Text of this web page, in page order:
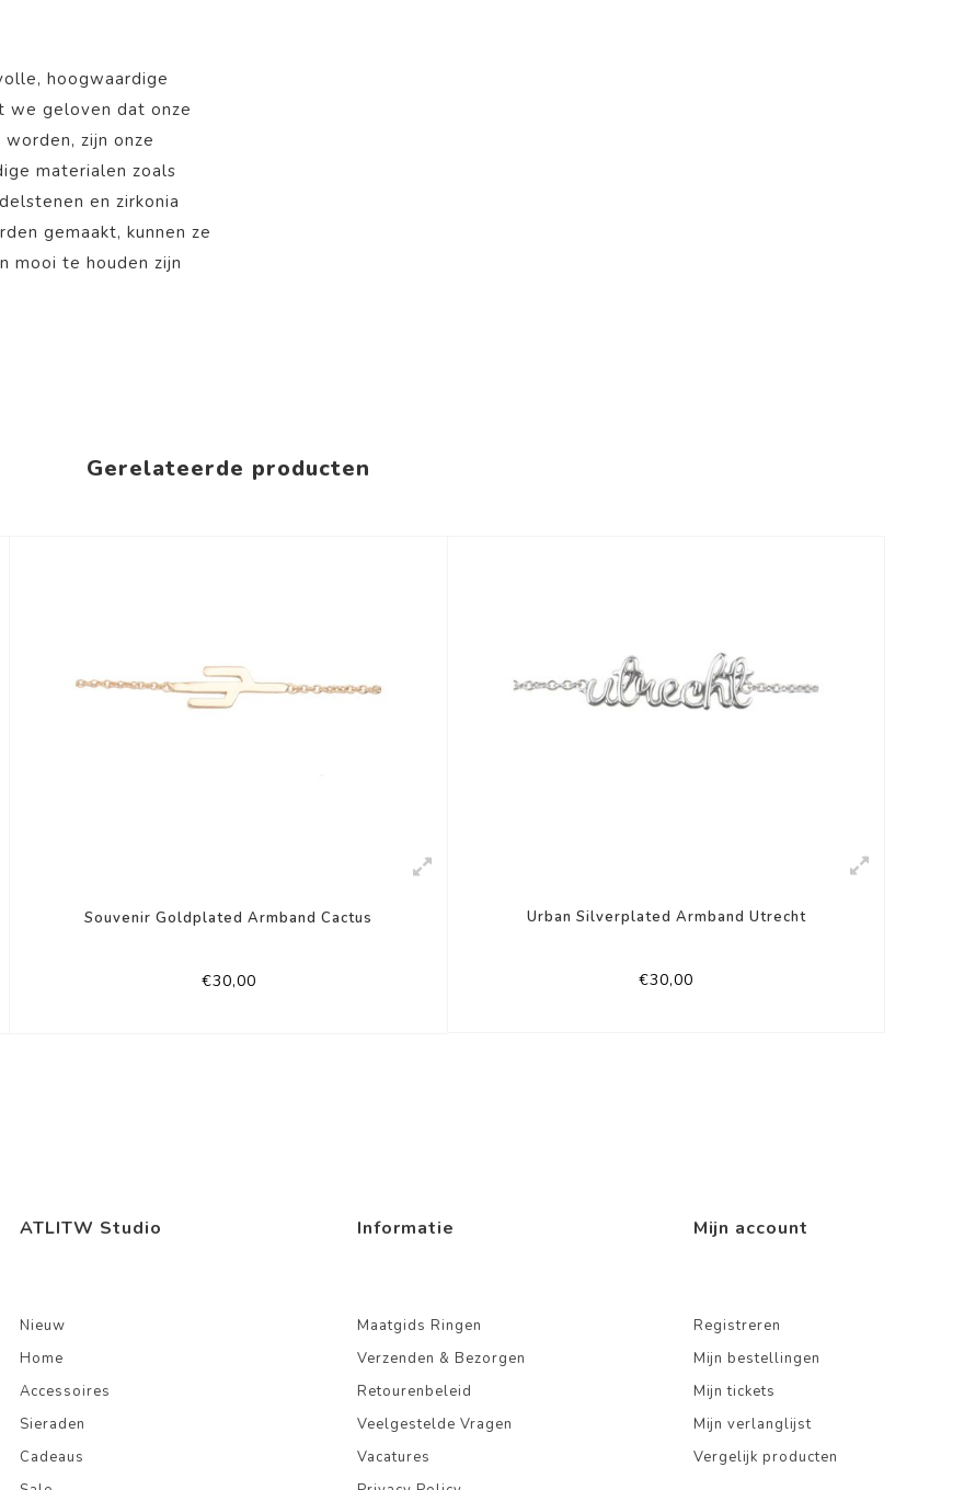
hoogwaardige
we geloven dat onze
zijn onze
materialen zoals
en zirkonia
gemaakt, kunnen ze
mooi te houden zijn
Gerelateerde producten
Souvenir Goldplated Armband Cactus
€30,00
Urban Silverplated Armband Utrecht
€30,00
ATLITW Studio
Nieuw
Home
Accessoires
Sieraden
Cadeaus
Informatie
Maatgids Ringen
Verzenden & Bezorgen
Retourenbeleid
Veelgestelde Vragen
Vacatures
Mijn account
Registreren
Mijn bestellingen
Mijn tickets
Mijn verlanglijst
Vergelijk producten